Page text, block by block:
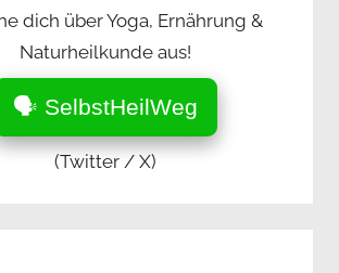
dich über Yoga, Ernährung &
Naturheilkunde aus!
🗣️ SelbstHeilWeg
(Twitter / X)